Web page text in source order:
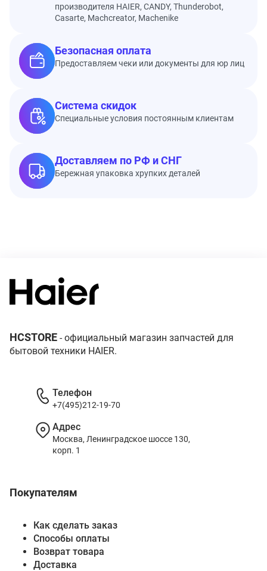
производителя HAIER, CANDY, Thunderobot,
Casarte, Machcreator, Machenike
Безопасная оплата
Предоставляем чеки или документы для юр лиц
Система скидок
Специальные условия постоянным клиентам
Доставляем по РФ и СНГ
Бережная упаковка хрупких деталей
HCSTORE - официальный магазин запчастей для
бытовой техники HAIER.
Покупателям
Как сделать заказ
Способы оплаты
Возврат товара
Доставка
Телефон
+7(495)212-19-70
Адрес
Москва, Ленинградское шоссе 130,
корп. 1